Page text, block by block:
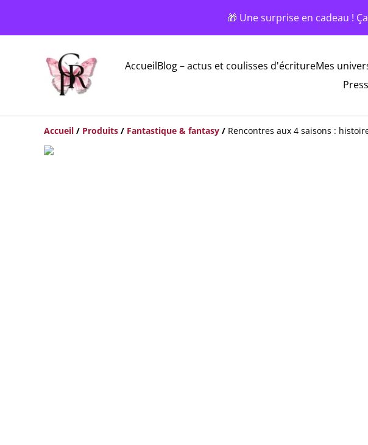
🎁 Une surprise en cadeau !
AccueilBlog – actus et coulisses d'écritureMes
Accueil / Produits / Fantastique & fantasy / Rencontres aux 4 saisons :